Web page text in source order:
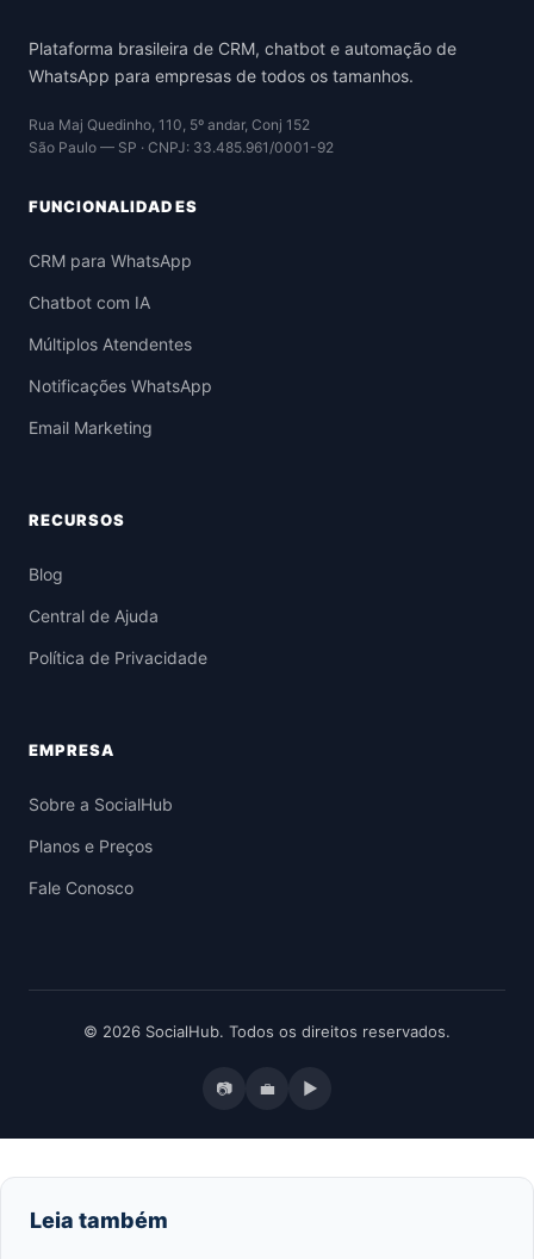
Plataforma brasileira de CRM, chatbot e automação de
WhatsApp para empresas de todos os tamanhos.
Rua Maj Quedinho, 110, 5º andar, Conj 152
São Paulo — SP · CNPJ: 33.485.961/0001-92
FUNCIONALIDADES
CRM para WhatsApp
Chatbot com IA
Múltiplos Atendentes
Notificações WhatsApp
Email Marketing
RECURSOS
Blog
Central de Ajuda
Política de Privacidade
EMPRESA
Sobre a SocialHub
Planos e Preços
Fale Conosco
© 2026 SocialHub. Todos os direitos reservados.
📷 💼 ▶
Leia também